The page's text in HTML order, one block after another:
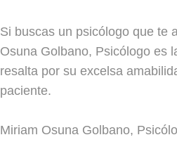
Si buscas un psicólogo que te
Osuna Golbano, Psicólogo es
resalta por su excelsa
paciente.
Miriam Osuna Golbano,